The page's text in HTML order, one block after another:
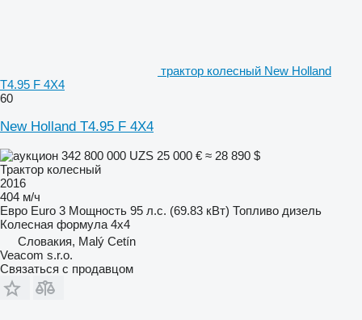
трактор колесный New Holland
T4.95 F 4X4
60
New Holland T4.95 F 4X4
342 800 000 UZS 25 000 € ≈ 28 890 $
Трактор колесный
2016
404 м/ч
Евро Euro 3 Мощность 95 л.с. (69.83 кВт) Топливо дизель
Колесная формула 4x4
Словакия, Malý Cetín
Veacom s.r.o.
Связаться с продавцом